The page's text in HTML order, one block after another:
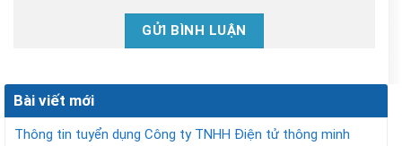
Bài viết mới
Thông tin tuyển dụng Công ty TNHH Điện tử thông minh